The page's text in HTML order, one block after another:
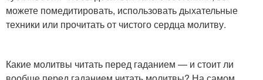
можете помедитировать, использовать дыхательные
техники или прочитать от чистого сердца молитву.
Какие молитвы читать перед гаданием — и стоит ли